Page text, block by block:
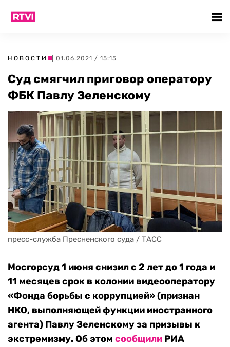
НОВОСТИ | 01.06.2021 / 15:15
Суд смягчил приговор оператору
ФБК Павлу Зеленскому
пресс-служба Пресненского суда / ТАСС
Мосгорсуд 1 июня снизил с 2 лет до 1 года и
11 месяцев срок в колонии видеооператору
«Фонда борьбы с коррупцией» (признан
НКО, выполняющей функции иностранного
агента) Павлу Зеленскому за призывы к
экстремизму. Об этом сообщили РИА